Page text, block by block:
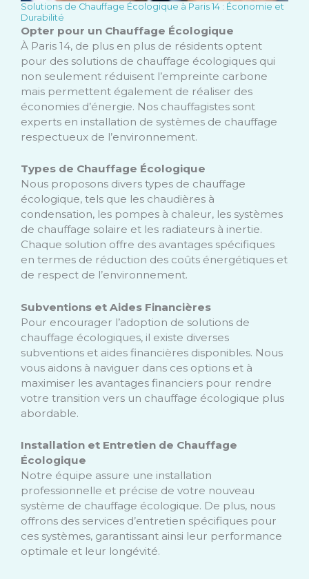
Solutions de Chauffage Écologique à Paris 14 : Économie et
Durabilité
Opter pour un Chauffage Écologique
À Paris 14, de plus en plus de résidents optent
pour des solutions de chauffage écologiques qui
non seulement réduisent l’empreinte carbone
mais permettent également de réaliser des
économies d’énergie. Nos chauffagistes sont
experts en installation de systèmes de chauffage
respectueux de l’environnement.
Types de Chauffage Écologique
Nous proposons divers types de chauffage
écologique, tels que les chaudières à
condensation, les pompes à chaleur, les systèmes
de chauffage solaire et les radiateurs à inertie.
Chaque solution offre des avantages spécifiques
en termes de réduction des coûts énergétiques et
de respect de l’environnement.
Subventions et Aides Financières
Pour encourager l’adoption de solutions de
chauffage écologiques, il existe diverses
subventions et aides financières disponibles. Nous
vous aidons à naviguer dans ces options et à
maximiser les avantages financiers pour rendre
votre transition vers un chauffage écologique plus
abordable.
Installation et Entretien de Chauffage
Écologique
Notre équipe assure une installation
professionnelle et précise de votre nouveau
système de chauffage écologique. De plus, nous
offrons des services d’entretien spécifiques pour
ces systèmes, garantissant ainsi leur performance
optimale et leur longévité.